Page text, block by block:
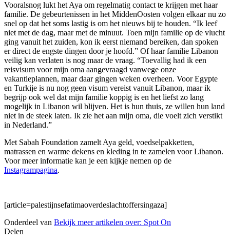
Vooralsnog lukt het Aya om regelmatig contact te krijgen met haar
familie. De gebeurtenissen in het MiddenOosten volgen elkaar nu zo
snel op dat het soms lastig is om het nieuws bij te houden. “Ik leef
niet met de dag, maar met de minuut. Toen mijn familie op de vlucht
ging vanuit het zuiden, kon ik eerst niemand bereiken, dan spoken
er direct de engste dingen door je hoofd.” Of haar familie Libanon
veilig kan verlaten is nog maar de vraag. “Toevallig had ik een
reisvisum voor mijn oma aangevraagd vanwege onze
vakantieplannen, maar daar gingen weken overheen. Voor Egypte
en Turkije is nu nog geen visum vereist vanuit Libanon, maar ik
begrijp ook wel dat mijn familie koppig is en het liefst zo lang
mogelijk in Libanon wil blijven. Het is hun thuis, ze willen hun land
niet in de steek laten. Ik zie het aan mijn oma, die voelt zich verstikt
in Nederland.”
Met Sabah Foundation zamelt Aya geld, voedselpakketten,
matrassen en warme dekens en kleding in te zamelen voor Libanon.
Voor meer informatie kan je een kijkje nemen op de
Instagrampagina.
[article=palestijnsefatimaoverdeslachtoffersingaza]
Onderdeel van Bekijk meer artikelen over: Spot On
Delen